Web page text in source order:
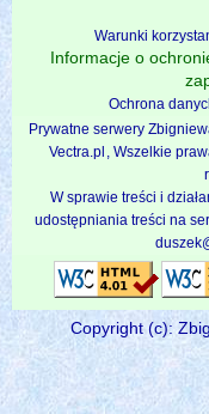
Warunki
Informacje o
Ochrona
Prywatne serwery
Vectra.pl , Wszelkie
W sprawie treści i
udostępniania treści na
Copyright (c):